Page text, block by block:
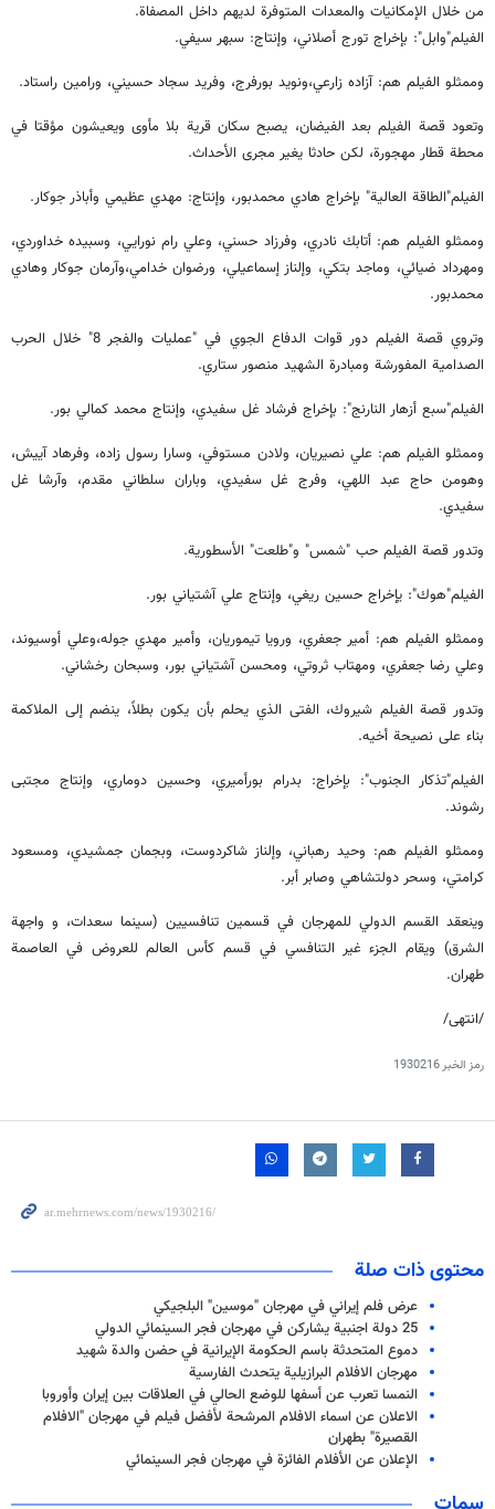
من خلال الإمكانيات والمعدات المتوفرة لديهم داخل المصفاة.
الفيلم"وابل": بإخراج تورج أصلاني، وإنتاج: سبهر سيفي.
وممثلو الفيلم هم: آزاده زارعي،ونويد بورفرج، وفريد سجاد حسيني، ورامين راستاد.
وتعود قصة الفيلم بعد الفيضان، يصبح سكان قرية بلا مأوى ويعيشون مؤقتا في
محطة قطار مهجورة، لكن حادثا يغير مجرى الأحداث.
الفيلم"الطاقة العالية" بإخراج هادي محمدبور، وإنتاج: مهدي عظيمي وأباذر جوكار.
وممثلو الفيلم هم: أتابك نادري، وفرزاد حسني، وعلي رام نورايي، وسبيده خداوردي،
ومهرداد ضيائي، وماجد بتكي، وإلناز إسماعيلي، ورضوان خدامي،وآرمان جوكار وهادي
محمدبور.
وتروي قصة الفيلم دور قوات الدفاع الجوي في "عمليات والفجر 8" خلال الحرب
الصدامية المفورشة ومبادرة الشهيد منصور ستاري.
الفيلم"سبع أزهار النارنج": بإخراج فرشاد غل سفيدي، وإنتاج محمد كمالي بور.
وممثلو الفيلم هم: علي نصيريان، ولادن مستوفي، وسارا رسول زاده، وفرهاد آييش،
وهومن حاج عبد اللهي، وفرج غل سفيدي، وباران سلطاني مقدم، وآرشا غل
سفيدي.
وتدور قصة الفيلم حب "شمس" و"طلعت" الأسطورية.
الفيلم"هوك": يإخراج حسين ريغي، وإنتاج علي آشتياني بور.
وممثلو الفيلم هم: أمير جعفري، ورويا تيموريان، وأمير مهدي جوله،وعلي أوسيوند،
وعلي رضا جعفري، ومهتاب ثروتي، ومحسن آشتياني بور، وسبحان رخشاني.
وتدور قصة الفيلم شيروك، الفتى الذي يحلم بأن يكون بطلاً، ينضم إلى الملاكمة
بناء على نصيحة أخيه.
الفيلم"تذكار الجنوب": بإخراج: بدرام بورأميري، وحسين دوماري، وإنتاج مجتبى
رشوند.
وممثلو الفيلم هم: وحيد رهباني، وإلناز شاكردوست، وبجمان جمشيدي، ومسعود
كرامتي، وسحر دولتشاهي وصابر أبر.
وينعقد القسم الدولي للمهرجان في قسمين تنافسيين (سينما سعدات، و واجهة
الشرق) ويقام الجزء غير التنافسي في قسم كأس العالم للعروض في العاصمة
طهران.
/انتهی/
رمز الخبر1930216
محتوى ذات صلة
عرض فلم إيراني في مهرجان "موسين" البلجيكي
25 دولة اجنبیة یشارکن في مهرجان فجر السينمائي الدولي
دموع المتحدثة باسم الحكومة الإيرانية في حضن والدة شهيد
مهرجان الافلام البرازيلية يتحدث الفارسية
النمسا تعرب عن أسفها للوضع الحالي في العلاقات بين إيران وأوروبا
الاعلان عن اسماء الافلام المرشحة لأفضل فيلم في مهرجان "الافلام
القصيرة" بطهران
الإعلان عن الأفلام الفائزة في مهرجان فجر السينمائي